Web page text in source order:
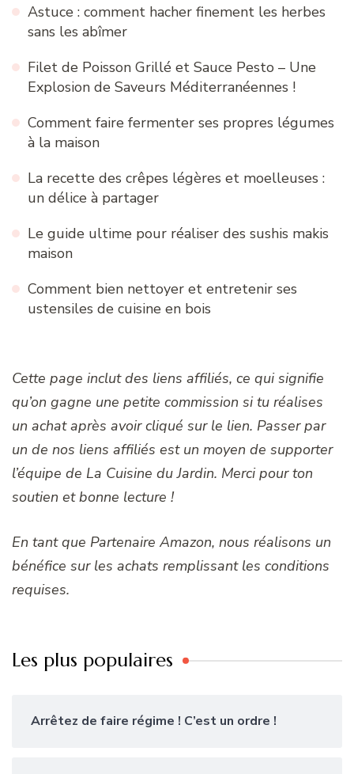
Astuce : comment hacher finement les herbes
sans les abîmer
Filet de Poisson Grillé et Sauce Pesto – Une
Explosion de Saveurs Méditerranéennes !
Comment faire fermenter ses propres légumes
à la maison
La recette des crêpes légères et moelleuses :
un délice à partager
Le guide ultime pour réaliser des sushis makis
maison
Comment bien nettoyer et entretenir ses
ustensiles de cuisine en bois
Cette page inclut des liens affiliés, ce qui signifie
qu’on gagne une petite commission si tu réalises
un achat après avoir cliqué sur le lien. Passer par
un de nos liens affiliés est un moyen de supporter
l’équipe de La Cuisine du Jardin. Merci pour ton
soutien et bonne lecture !
En tant que Partenaire Amazon, nous réalisons un
bénéfice sur les achats remplissant les conditions
requises.
Les plus populaires
Arrêtez de faire régime ! C’est un ordre !